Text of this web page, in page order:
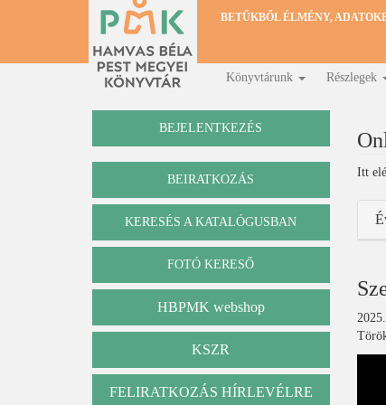
BETŰKBŐL ÉLMÉNY,
Fő
navigáció
Könyvtárunk Részlegek
BEJELENTKEZÉS
BEIRATKOZÁS
Katalógus
KERESÉS A KATALÓGUSBAN
FOTÓ KERESŐ
HBPMK webshop
KSZR
FELIRATKOZÁS HÍRLEVÉLRE
Itt